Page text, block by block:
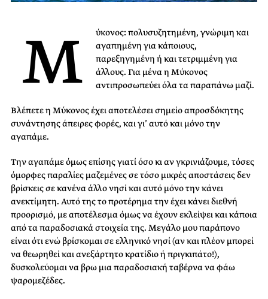
Μ
ύκονος: πολυσυζητημένη, γνώριμη και
αγαπημένη για κάποιους,
παρεξηγημένη ή και τετριμμένη για
άλλους. Για μένα η Μύκονος
αντιπροσωπεύει όλα τα παραπάνω μαζί.
Βλέπετε η Μύκονος έχει αποτελέσει σημείο απροσδόκητης
συνάντησης άπειρες φορές, και γι’ αυτό και μόνο την
αγαπάμε.
Την αγαπάμε όμως επίσης γιατί όσο κι αν γκρινιάζουμε, τόσες
όμορφες παραλίες μαζεμένες σε τόσο μικρές αποστάσεις δεν
βρίσκεις σε κανένα άλλο νησί και αυτό μόνο την κάνει
ανεκτίμητη. Αυτό της το προτέρημα την έχει κάνει διεθνή
προορισμό, με αποτέλεσμα όμως να έχουν εκλείψει και κάποια
από τα παραδοσιακά στοιχεία της. Μεγάλο μου παράπονο
είναι ότι ενώ βρίσκομαι σε ελληνικό νησί (αν και πλέον μπορεί
να θεωρηθεί και ανεξάρτητο κρατίδιο ή πριγκιπάτο!),
δυσκολεύομαι να βρω μια παραδοσιακή ταβέρνα να φάω
ψαρομεζέδες.